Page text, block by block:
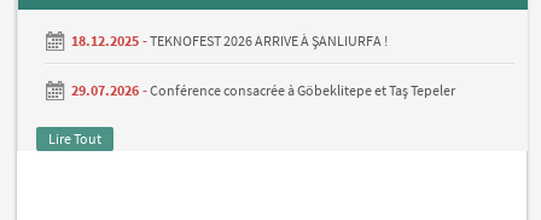
18.12.2025 -TEKNOFEST 2026 ARRIVE À ŞANLIURFA !
29.07.2026 -Conférence consacrée à Göbeklitepe et Taş Tepeler
Lire Tout